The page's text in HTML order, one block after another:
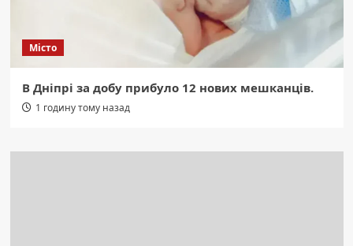
Місто
В Дніпрі за добу прибуло 12 нових мешканців.
1 годину тому назад